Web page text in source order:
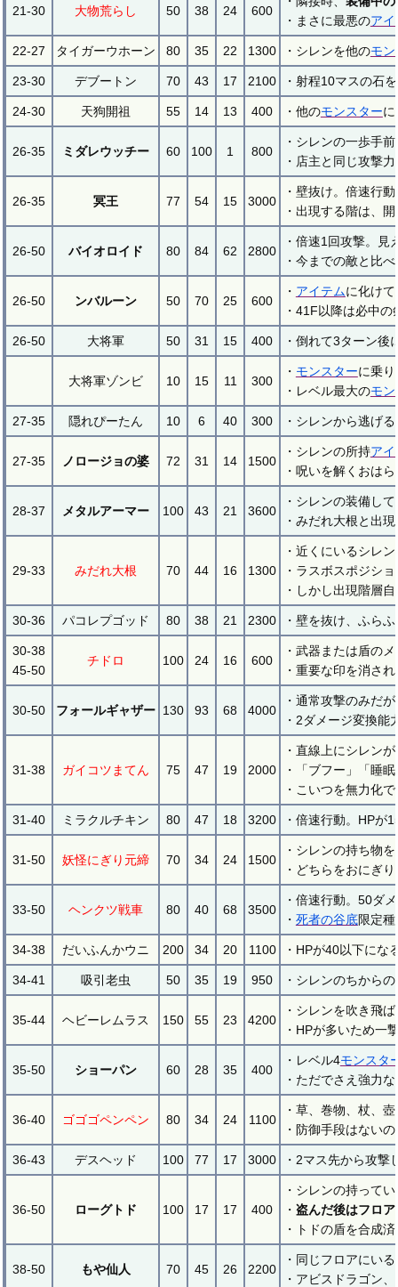
21-30 大物荒らし 50 38 24 600
・まさに最悪のアイ
22-27 タイガーウホーン 80 35 22 1300 ・シレンを他のモン
23-30 デブートン 70 43 17 2100 ・射程10マスの石
24-30 天狗開祖 55 14 13 400 ・他のモンスター
26-35 ミダレウッチー 60 100 1 800
・シレンの一歩手
・店主と同じ攻撃
26-35 冥王 77 54 15 3000
・壁抜け。倍速行
・出現する階は、
26-50 バイオロイド 80 84 62 2800
・倍速1回攻撃。見
・今までの敵と比
26-50 ンバルーン 50 70 25 600
・ アイテムに化け
・41F以降は必中
26-50 大将軍 50 31 15 400 ・倒れて3ターン後
大将軍ゾンビ 10 15 11 300
・ モンスターに乗
・レベル最大のモン
27-35 隠れぴーたん 10 6 40 300 ・シレンから逃げ
27-35 ノロージョの婆 72 31 14 1500
・シレンの所持アイ
・呪いを解くおは
28-37 メタルアーマー 100 43 21 3600
・シレンの装備し
・みだれ大根と出
29-33 みだれ大根 70 44 16 1300
・近くにいるシレ
・ラスボスポジシ
・しかし出現階層
30-36 パコレプゴッド 80 38 21 2300 ・壁を抜け、ふら
30-38
45-50
チドロ 100 24 16 600
・武器または盾の
・重要な印を消さ
30-50 フォールギャザー 130 93 68 4000
・通常攻撃のみだ
・2ダメージ変換
31-38 ガイコツまてん 75 47 19 2000
・直線上にシレン
・「ブフー」「睡
・こいつを無力化
31-40 ミラクルチキン 80 47 18 3200 ・倍速行動。HPが
31-50 妖怪にぎり元締 70 34 24 1500
・シレンの持ち物
・どちらをおにぎ
33-50 ヘンクツ戦車 80 40 68 3500
・倍速行動。50ダ
・ 死者の谷底限定
34-38 だいふんかウニ 200 34 20 1100 ・HPが40以下にな
34-41 吸引老虫 50 35 19 950 ・シレンのちから
35-44 ヘビーレムラス 150 55 23 4200
・シレンを吹き飛
・HPが多いため一
35-50 ショーパン 60 28 35 400
・レベル4モンスタ
・ただでさえ強力
36-40 ゴゴゴペンペン 80 34 24 1100
・草、巻物、杖、壺
・防御手段はない
36-43 デスヘッド 100 77 17 3000 ・2マス先から攻撃
36-50 ローグトド 100 17 17 400
・シレンの持ってい
・ 盗んだ後はフロ
・トドの盾を合成
38-50 もや仙人 70 45 26 2200
・同じフロアにい
・アビスドラゴン